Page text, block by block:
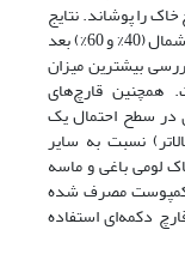
را پوشاند. نتایج
نشان داد که تیمار کمپوست مصرف شده و پیت شمال (40% و 60%) بعد
بیشترین میزان
داشت. همچنین قارچ‌های
در سطح احتمال یک
نسبت به سایر
لومی باغی و ماسه
از کمپوست مصرف شده
دکمه‌ای استفاده